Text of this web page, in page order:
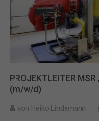
PROJEKTLEITER
(m/w/d)
von Heiko Lindemann